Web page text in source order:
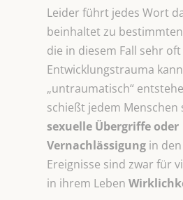
Leider führt jedes Wort
beinhaltet zu
die in diesem Fall sehr
Entwicklungstrauma
„untraumatisch“
schießt jedem Menschen
sexuelle Übergriffe oder
Vernachlässigung in
Ereignisse sind zwar für
in ihrem Leben